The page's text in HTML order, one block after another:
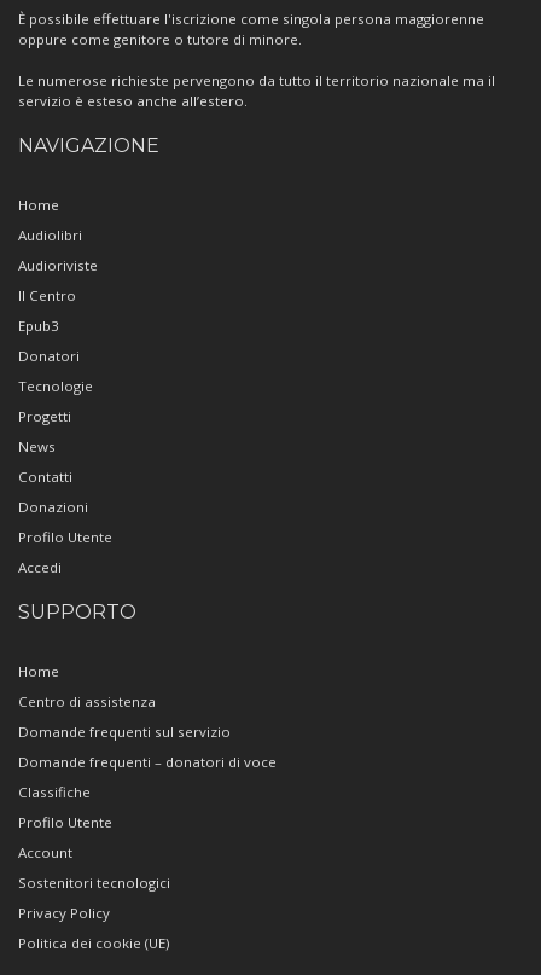
È possibile effettuare l'iscrizione come singola persona maggiorenne
oppure come genitore o tutore di minore.
Le numerose richieste pervengono da tutto il territorio nazionale ma il
servizio è esteso anche all’estero.
NAVIGAZIONE
Home
Audiolibri
Audioriviste
Il Centro
Epub3
Donatori
Tecnologie
Progetti
News
Contatti
Donazioni
Profilo Utente
Accedi
SUPPORTO
Home
Centro di assistenza
Domande frequenti sul servizio
Domande frequenti – donatori di voce
Classifiche
Profilo Utente
Account
Sostenitori tecnologici
Privacy Policy
Politica dei cookie (UE)